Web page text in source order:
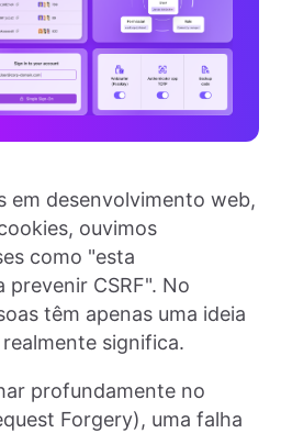
em desenvolvimento web,
ouvimos
como "esta
prevenir CSRF". No
têm apenas uma ideia
significa.
profundamente no
Forgery), uma falha